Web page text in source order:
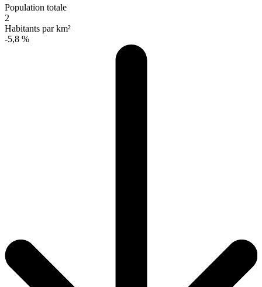
Population totale
2
Habitants par km²
-5,8 %